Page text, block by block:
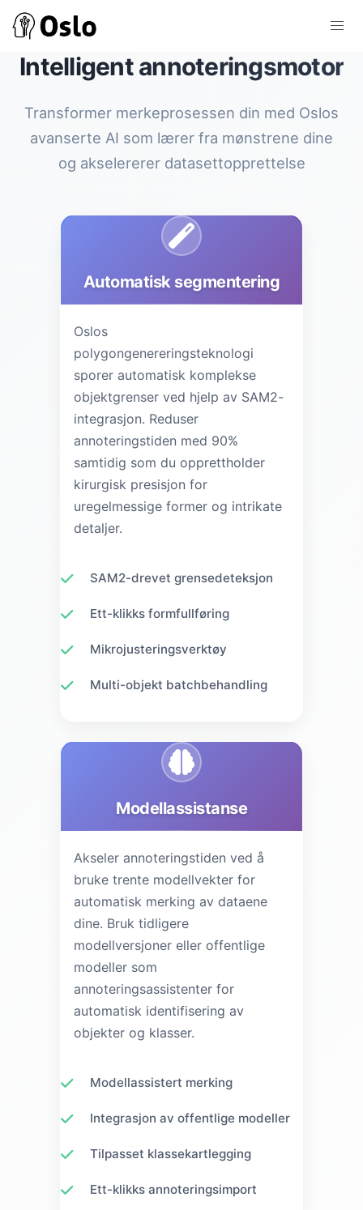
Intelligent annoteringsmotor
Transformer merkeprosessen din med Oslos
avanserte AI som lærer fra mønstrene dine
og akselererer datasettopprettelse
Automatisk segmentering
Oslos
polygongenereringsteknologi
sporer automatisk komplekse
objektgrenser ved hjelp av SAM2-
integrasjon. Reduser
annoteringstiden med 90%
samtidig som du opprettholder
kirurgisk presisjon for
uregelmessige former og intrikate
detaljer.
SAM2-drevet grensedeteksjon
Ett-klikks formfullføring
Mikrojusteringsverktøy
Multi-objekt batchbehandling
Modellassistanse
Akseler annoteringstiden ved å
bruke trente modellvekter for
automatisk merking av dataene
dine. Bruk tidligere
modellversjoner eller offentlige
modeller som
annoteringsassistenter for
automatisk identifisering av
objekter og klasser.
Modellassistert merking
Integrasjon av offentlige modeller
Tilpasset klassekartlegging
Ett-klikks annoteringsimport